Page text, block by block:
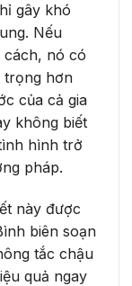
gây khó
Nếu
nó có
trọng hơn
của cả gia
không biết
hình trở
pháp.
này được
biên soạn
tắc chậu
quả ngay